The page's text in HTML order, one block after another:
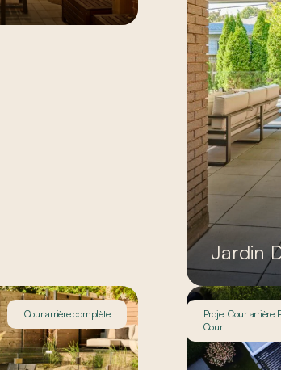
Jardin
Cour arrière complète
Projet Cour arrière
Cour